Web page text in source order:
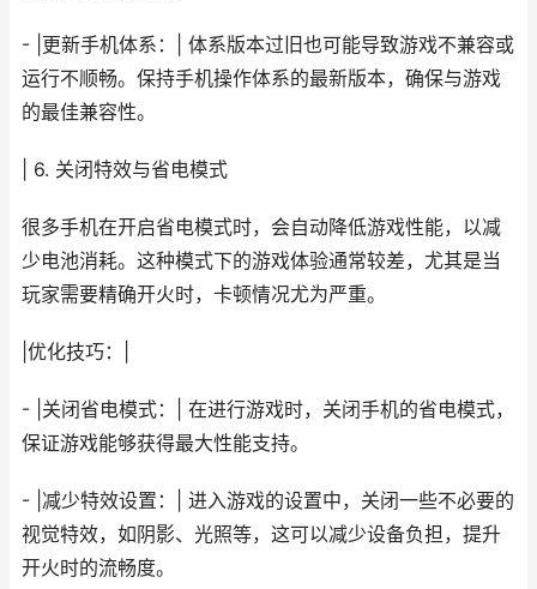
- |更新手机体系：| 体系版本过旧也可能导致游戏不兼容或
运行不顺畅。保持手机操作体系的最新版本，确保与游戏
的最佳兼容性。
| 6. 关闭特效与省电模式
很多手机在开启省电模式时，会自动降低游戏性能，以减
少电池消耗。这种模式下的游戏体验通常较差，尤其是当
玩家需要精确开火时，卡顿情况尤为严重。
|优化技巧：|
- |关闭省电模式：| 在进行游戏时，关闭手机的省电模式，
保证游戏能够获得最大性能支持。
- |减少特效设置：| 进入游戏的设置中，关闭一些不必要的
视觉特效，如阴影、光照等，这可以减少设备负担，提升
开火时的流畅度。